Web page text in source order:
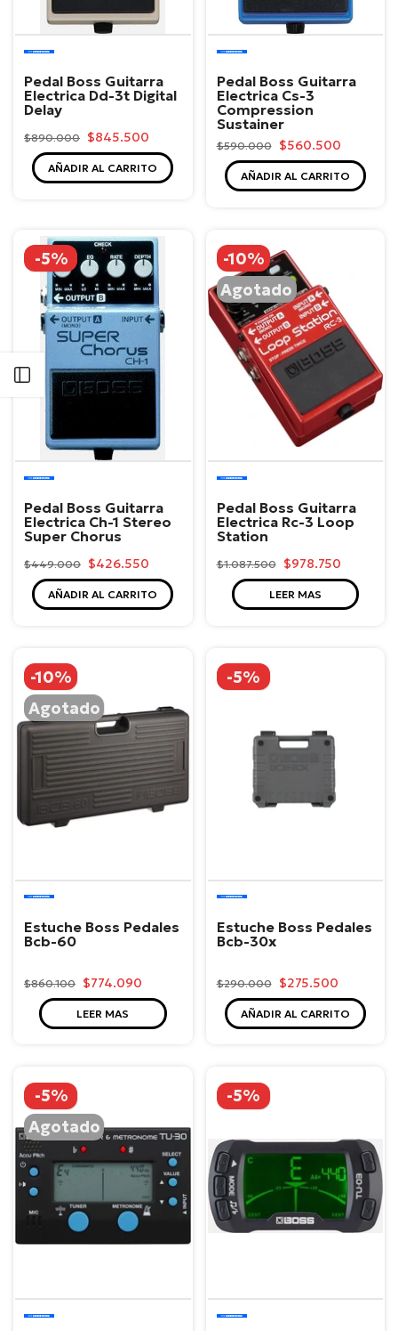
Abrir barra lateral
Boss
Pedal Boss Guitarra
Electrica Dd-3t Digital
Delay
$890.000 $845.500
AÑADIR AL CARRITO
Boss
Pedal Boss Guitarra
Electrica Cs-3
Compression
Sustainer
$590.000 $560.500
AÑADIR AL CARRITO
-5%
Boss
Pedal Boss Guitarra
Electrica Ch-1 Stereo
Super Chorus
$449.000 $426.550
AÑADIR AL CARRITO
-10%
Agotado
Boss
Pedal Boss Guitarra
Electrica Rc-3 Loop
Station
$1.087.500 $978.750
LEER MAS
-10%
Agotado
Boss
Estuche Boss Pedales
Bcb-60
$860.100 $774.090
LEER MAS
-5%
Boss
Estuche Boss Pedales
Bcb-30x
$290.000 $275.500
AÑADIR AL CARRITO
-5%
Agotado
Boss
-5%
Boss